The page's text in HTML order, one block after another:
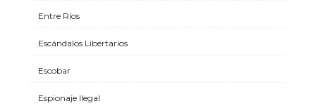
Entre Ríos
Escándalos Libertarios
Escobar
Espionaje Ilegal